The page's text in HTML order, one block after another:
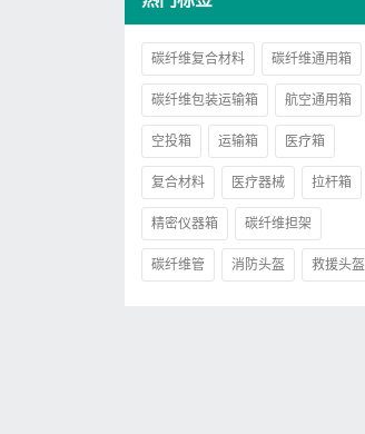
碳纤维复合材料 碳纤维通用箱
碳纤维包装运输箱 航空通用箱
空投箱 运输箱 医疗箱
复合材料 医疗器械 拉杆箱
精密仪器箱 碳纤维担架
碳纤维管 消防头盔 救援头盔